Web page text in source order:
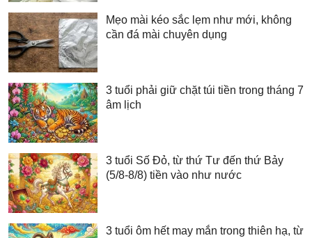
Mẹo mài kéo sắc lẹm như mới, không
cần đá mài chuyên dụng
3 tuổi phải giữ chặt túi tiền trong tháng 7
âm lịch
3 tuổi Số Đỏ, từ thứ Tư đến thứ Bảy
(5/8-8/8) tiền vào như nước
3 tuổi ôm hết may mắn trong thiên hạ, từ